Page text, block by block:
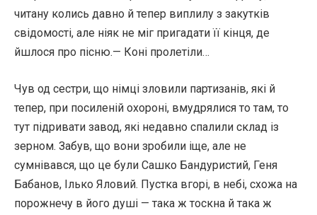
читану колись давно й тепер виплилу з закутків
свідомості, але ніяк не міг пригадати її кінця, де
йшлося про пісню.— Коні пролетіли…
Чув од сестри, що німці зловили партизанів, які й
тепер, при посиленій охороні, вмудрялися то там, то
тут підривати завод, які недавно спалили склад із
зерном. Забув, що вони зробили іще, але не
сумнівався, що це були Сашко Бандуристий, Геня
Бабанов, Ілько Яловий. Пустка вгорі, в небі, схожа на
порожнечу в його душі — така ж тоскна й така ж